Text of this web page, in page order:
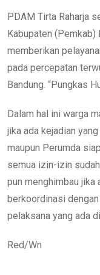
PDAM Tirta Raharja
Kabupaten (Pemkab)
memberikan
pada percepatan
Bandung. “Pungkas
Dalam hal ini warga
jika ada kejadian
maupun Perumda
semua izin-izin
pun menghimbau jika
berkoordinasi
pelaksana yang ada
Red/Wn